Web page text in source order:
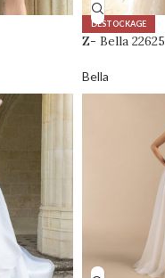
DÉSTOCKAGE
Z- Bella 22625
Bella